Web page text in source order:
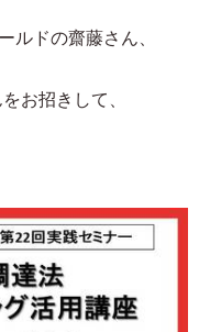
ルドの齋藤さん、
お招きして、